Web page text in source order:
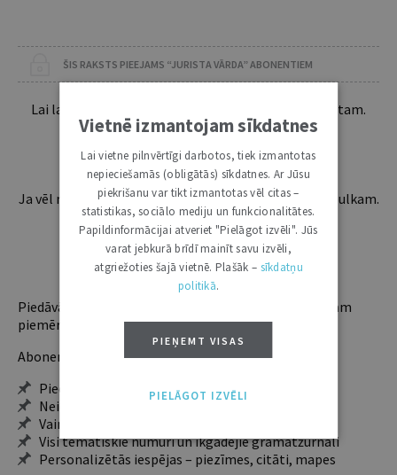
ŠIS RAKSTS PIEEJAMS “JURISTA VĀRDA” ABONENTIEM
Lai lasītu šo rakstu tālāk, Tev jābūt žurnāla abonentam.
Esošos abonentus lūdzam autorizēties:
Ja vēl neesi abonents, aicinām pievienoties lasītāju pulkam.
Iegūsi tūlītēju piekļuvi digitālajam saturam!
ABONĒT
Piedāvājam trīs abonementu veidus. Vienam lietotājam
piemērotākais ir "Mazais" (3, 6 un 12 mēnešiem).
Abonentu ieguvumi:
Pieeja jaunākajam izdevumam
Neierobežota pieeja arhīvam – 24 h/7 d.
Vairāk nekā 18 000 rakstu un 2000 autoru
Visi tematiskie numuri un ikgadējie grāmatžurnāli
Personalizētās iespējas – piezīmes, citāti, mapes
Vietnē izmantojam sīkdatnes
Lai vietne pilnvērtīgi darbotos, tiek izmantotas
nepieciešamās (obligātās) sīkdatnes. Ar Jūsu
piekrišanu var tikt izmantotas vēl citas –
statistikas, sociālo mediju un funkcionalitātes.
Papildinformācijai atveriet "Pielāgot izvēli". Jūs
varat jebkurā brīdī mainīt savu izvēli,
atgriežoties šajā vietnē. Plašāk – sīkdatņu
politikā.
PIEŅEMT VISAS
PIELĀGOT IZVĒLI